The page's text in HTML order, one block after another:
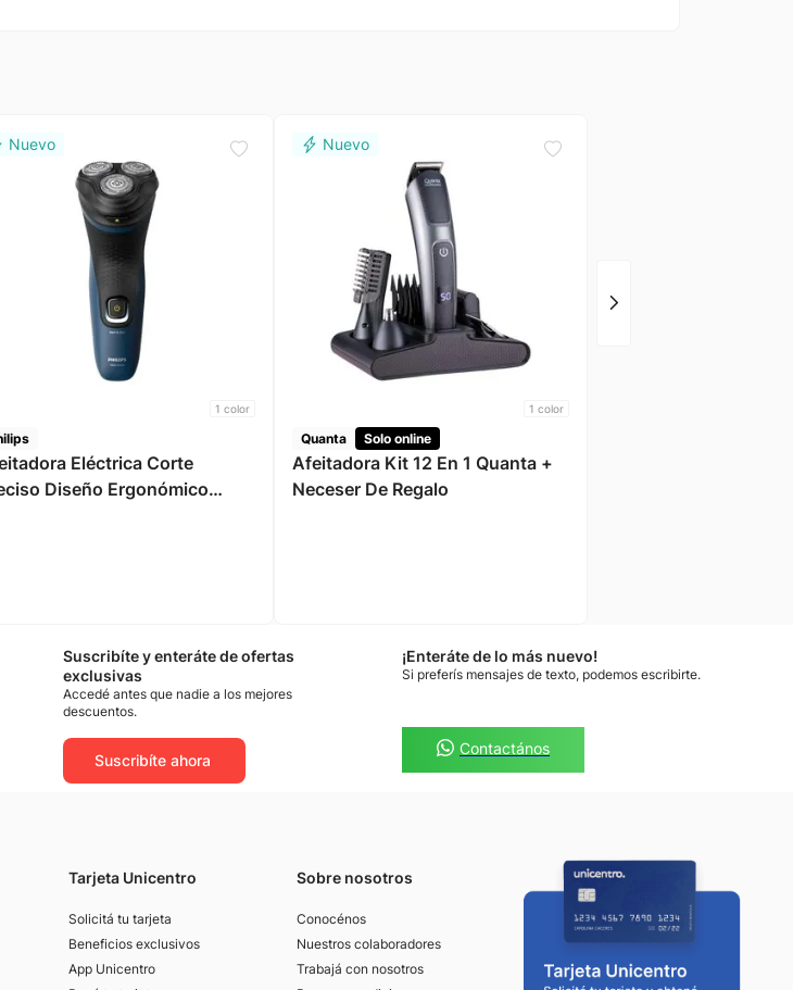
1 color
Eléctrica Corte
Diseño Ergonómico
1 color
Quanta Solo online
Afeitadora Kit 12 En 1 Quanta +
Neceser De Regalo
Suscribíte y enteráte de ofertas
exclusivas
Accedé antes que nadie a los mejores
descuentos.
Suscribíte ahora
¡Enteráte de lo más nuevo!
Si preferís mensajes de texto, podemos escribirte.
Contactános
Tarjeta Unicentro
Solicitá tu tarjeta
Beneficios exclusivos
App Unicentro
Sobre nosotros
Conocénos
Nuestros colaboradores
Trabajá con nosotros